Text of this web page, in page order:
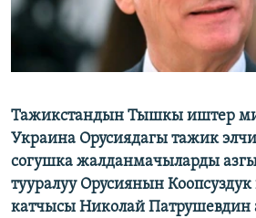
Тажикстандын Тышкы иштер
Украина Орусиядагы тажик
согушка жалданмачыларды
тууралуу Орусиянын
катчысы Николай Патрушевдин